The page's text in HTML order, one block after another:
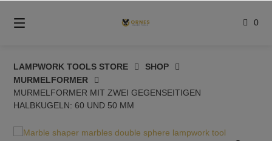
zum
Inhalt
0
LAMPWORK TOOLS STORE
SHOP
MURMELFORMER
MURMELFORMER MIT ZWEI GEGENSEITIGEN
HALBKUGELN: 60 UND 50 MM